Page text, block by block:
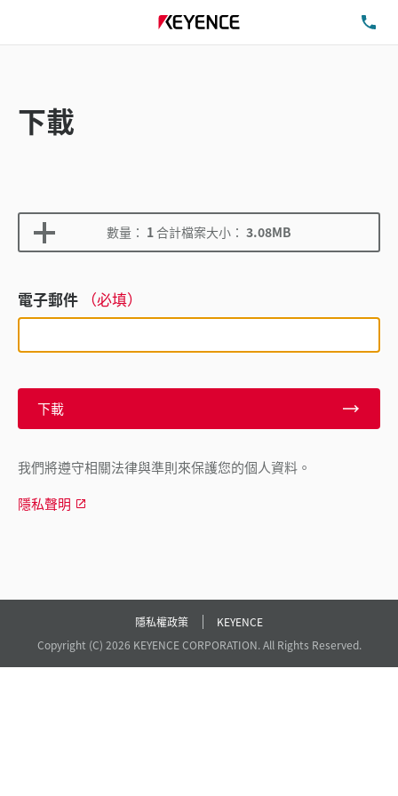
下載
數量： 1合計檔案大小： 3.08MB
電子郵件 （必填）
下載
我們將遵守相關法律與準則來保護您的個人資料。
隱私聲明
隱私權政策
KEYENCE
Copyright (C) 2026 KEYENCE CORPORATION. All Rights Reserved.